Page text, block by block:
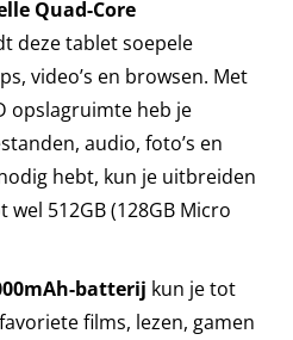
Quad-Core
deze tablet soepele
video’s en browsen. Met
opslagruimte heb je
audio, foto’s en
hebt, kun je uitbreiden
512GB (128GB Micro
batterij kun je tot
films, lezen, gamen